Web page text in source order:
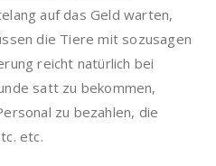
auf das Geld warten,
die Tiere mit sozusagen
reicht natürlich bei
satt zu bekommen,
zu bezahlen, die
etc.